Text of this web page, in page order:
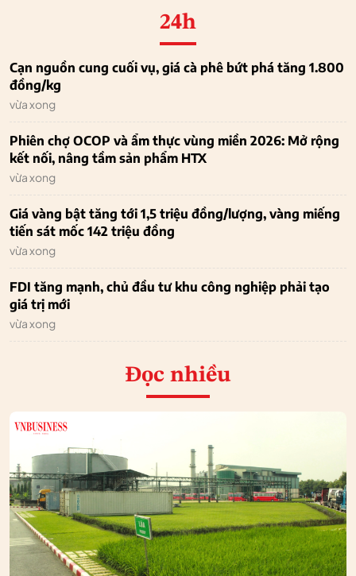
24h
Cạn nguồn cung cuối vụ, giá cà phê bứt phá tăng 1.800
đồng/kg
vừa xong
Phiên chợ OCOP và ẩm thực vùng miền 2026: Mở rộng
kết nối, nâng tầm sản phẩm HTX
vừa xong
Giá vàng bật tăng tới 1,5 triệu đồng/lượng, vàng miếng
tiến sát mốc 142 triệu đồng
vừa xong
FDI tăng mạnh, chủ đầu tư khu công nghiệp phải tạo
giá trị mới
vừa xong
Đọc nhiều